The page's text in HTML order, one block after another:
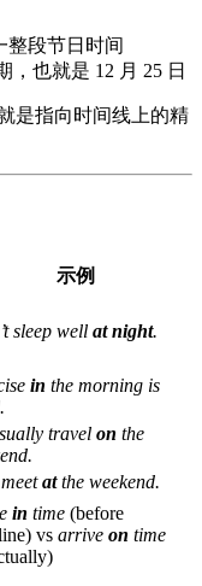
整段节日时间
，也就是 12 月 25 日
是指向时间线上的精
示例
sleep well at night.
in the morning is
travel on the
meetatthe weekend.
in time (before
vs arrive on time